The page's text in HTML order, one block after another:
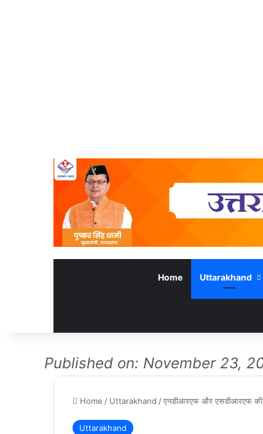
Home Uttarakhand
Published on: November 23,
Home / Uttarakhand /एनडीआरएफ और एसडीआरएफ की
Uttarakhand